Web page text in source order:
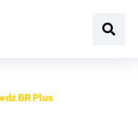
BR Plus